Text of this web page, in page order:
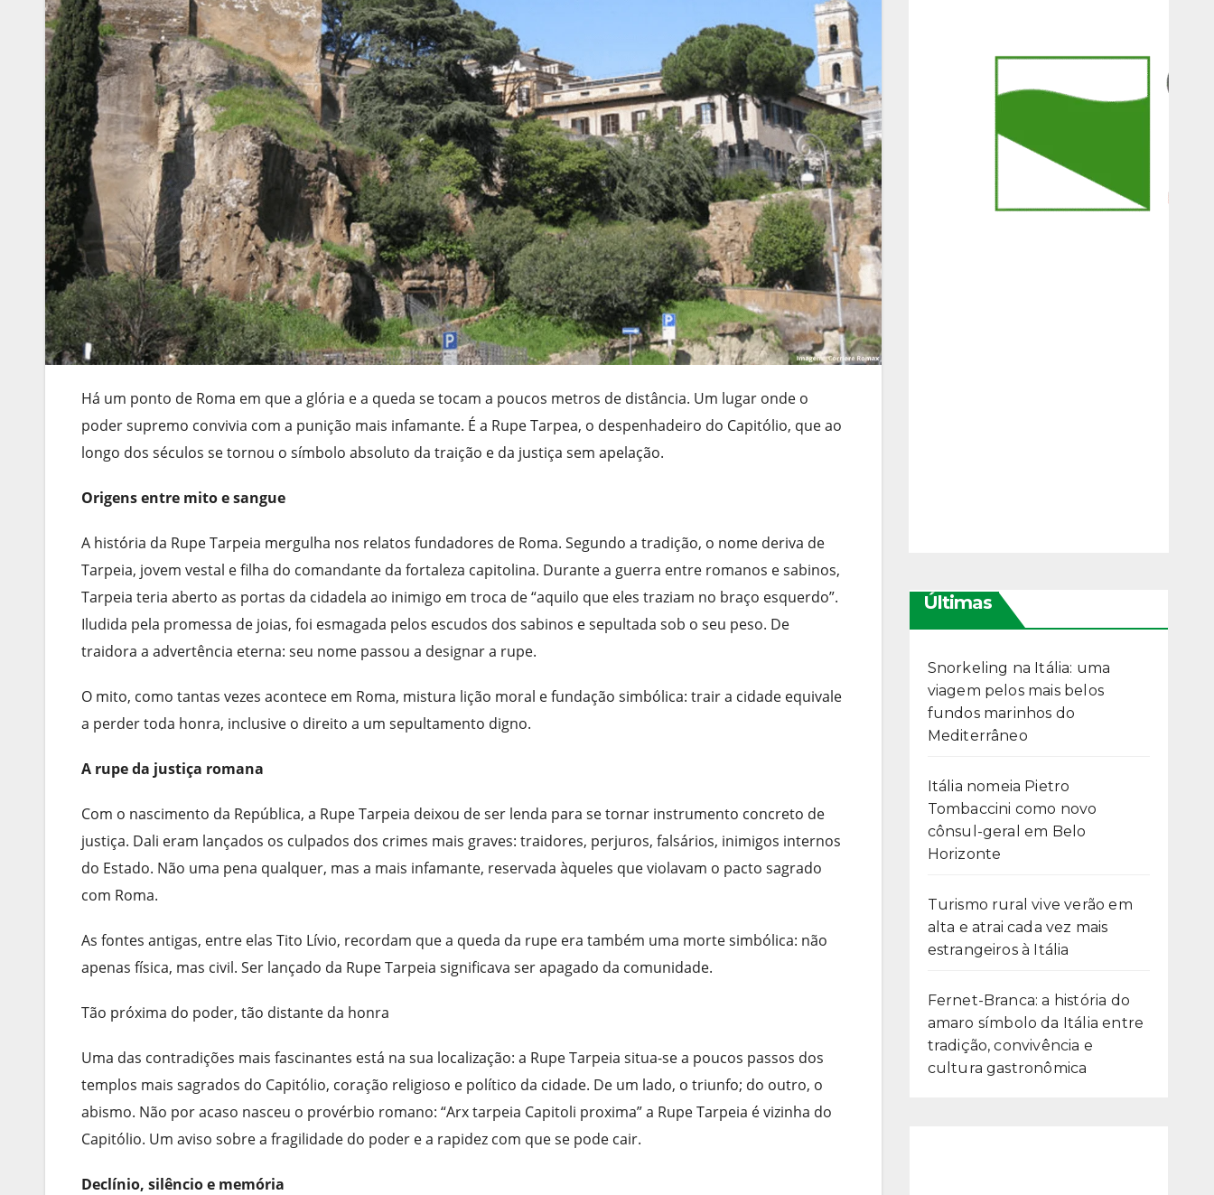
Há um ponto de Roma em que a glória e a queda se tocam a poucos metros de distância. Um lugar onde o
poder supremo convivia com a punição mais infamante. É a Rupe Tarpea, o despenhadeiro do Capitólio, que ao
longo dos séculos se tornou o símbolo absoluto da traição e da justiça sem apelação.
Origens entre mito e sangue
A história da Rupe Tarpeia mergulha nos relatos fundadores de Roma. Segundo a tradição, o nome deriva de
Tarpeia, jovem vestal e filha do comandante da fortaleza capitolina. Durante a guerra entre romanos e sabinos,
Tarpeia teria aberto as portas da cidadela ao inimigo em troca de “aquilo que eles traziam no braço esquerdo”.
Iludida pela promessa de joias, foi esmagada pelos escudos dos sabinos e sepultada sob o seu peso. De
traidora a advertência eterna: seu nome passou a designar a rupe.
O mito, como tantas vezes acontece em Roma, mistura lição moral e fundação simbólica: trair a cidade equivale
a perder toda honra, inclusive o direito a um sepultamento digno.
A rupe da justiça romana
Com o nascimento da República, a Rupe Tarpeia deixou de ser lenda para se tornar instrumento concreto de
justiça. Dali eram lançados os culpados dos crimes mais graves: traidores, perjuros, falsários, inimigos internos
do Estado. Não uma pena qualquer, mas a mais infamante, reservada àqueles que violavam o pacto sagrado
com Roma.
As fontes antigas, entre elas Tito Lívio, recordam que a queda da rupe era também uma morte simbólica: não
apenas física, mas civil. Ser lançado da Rupe Tarpeia significava ser apagado da comunidade.
Tão próxima do poder, tão distante da honra
Uma das contradições mais fascinantes está na sua localização: a Rupe Tarpeia situa-se a poucos passos dos
templos mais sagrados do Capitólio, coração religioso e político da cidade. De um lado, o triunfo; do outro, o
abismo. Não por acaso nasceu o provérbio romano: “Arx tarpeia Capitoli proxima” a Rupe Tarpeia é vizinha do
Capitólio. Um aviso sobre a fragilidade do poder e a rapidez com que se pode cair.
Declínio, silêncio e memória
Últimas
Snorkeling na Itália: uma
viagem pelos mais belos
fundos marinhos do
Mediterrâneo
Itália nomeia Pietro
Tombaccini como novo
cônsul-geral em Belo
Horizonte
Turismo rural vive verão em
alta e atrai cada vez mais
estrangeiros à Itália
Fernet-Branca: a história do
amaro símbolo da Itália entre
tradição, convivência e
cultura gastronômica